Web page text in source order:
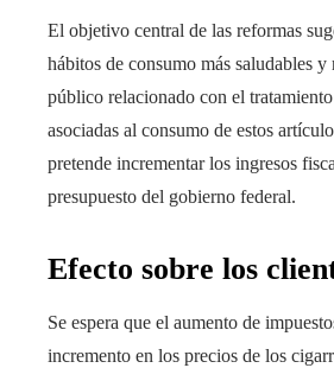
El objetivo central de las reformas
hábitos de consumo más saludables y
público relacionado con el
asociadas al consumo de estos
pretende incrementar los ingresos
presupuesto del gobierno federal.
Efecto sobre los
Se espera que el aumento de
incremento en los precios de los